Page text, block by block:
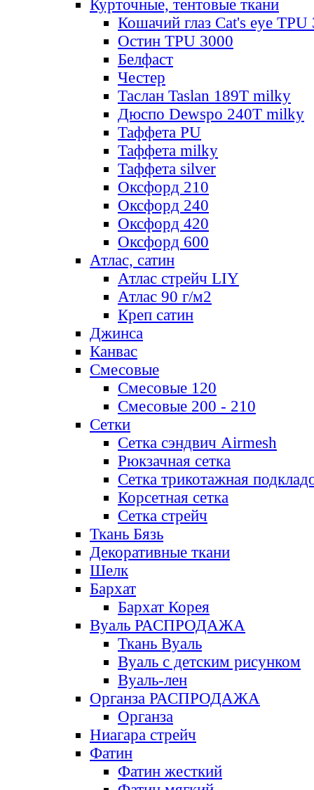
Курточные, тентовые ткани
Кошачий глаз Cat's eye TPU
Остин TPU 3000
Белфаст
Честер
Таслан Taslan 189T milky
Дюспо Dewspo 240T milky
Таффета PU
Таффета milky
Таффета silver
Оксфорд 210
Оксфорд 240
Оксфорд 420
Оксфорд 600
Атлас, сатин
Атлас стрейч LIY
Атлас 90 г/м2
Креп сатин
Джинса
Канвас
Смесовые
Смесовые 120
Смесовые 200 - 210
Сетки
Сетка сэндвич Airmesh
Рюкзачная сетка
Сетка трикотажная
Корсетная сетка
Сетка стрейч
Ткань Бязь
Декоративные ткани
Шелк
Бархат
Бархат Корея
Вуаль РАСПРОДАЖА
Ткань Вуаль
Вуаль с детским рисунком
Вуаль-лен
Органза РАСПРОДАЖА
Органза
Ниагара стрейч
Фатин
Фатин жесткий